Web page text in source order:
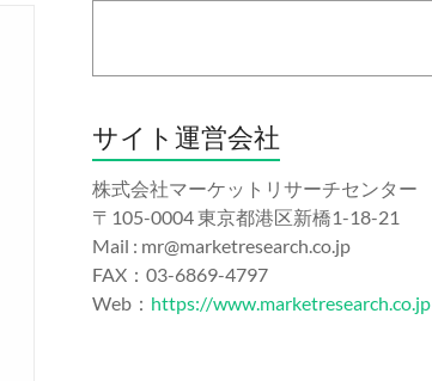
サイト運営会社
株式会社マーケットリサーチセンター
〒105-0004 東京都港区新橋1-18-21
Mail : mr@marketresearch.co.jp
FAX：03-6869-4797
Web： https://www.marketresearch.co.jp